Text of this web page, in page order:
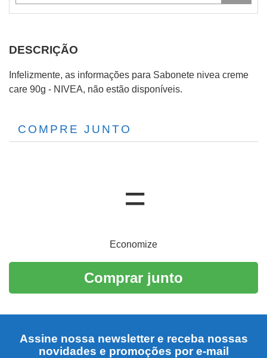
DESCRIÇÃO
Infelizmente, as informações para Sabonete nivea creme
care 90g - NIVEA, não estão disponíveis.
COMPRE JUNTO
Economize
Comprar junto
Assine nossa newsletter e receba nossas
novidades e promoções por e-mail